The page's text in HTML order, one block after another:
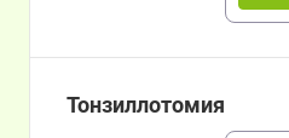
Тонзиллотомия